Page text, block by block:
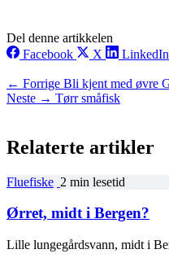
Del denne artikkelen
Facebook
X LinkedIn
← Forrige Bli kjent med øvre
Neste → Tørr småfisk
Relaterte artikler
Fluefiske 2 min lesetid
Ørret, midt i Bergen?
Lille lungegårdsvann, midt i